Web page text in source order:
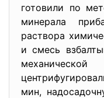
готовили по
минерала
раствора
и смесь
мин,